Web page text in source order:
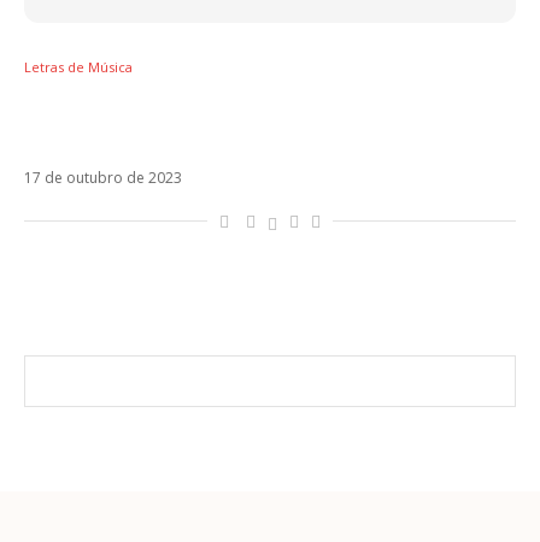
Letras de Música
17 de outubro de 2023